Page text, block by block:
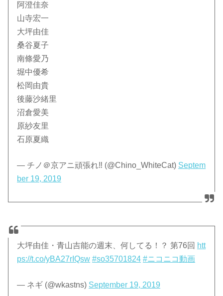
阿澄佳奈
山寺宏一
大坪由佳
桑谷夏子
南條愛乃
堀中優希
松岡由貴
後藤沙緒里
沼倉愛美
原紗友里
石原夏織
— チノ＠京アニ頑張れ‼︎ (@Chino_WhiteCat) Septem
ber 19, 2019
大坪由佳・青山吉能の週末、何してる！？ 第76回 htt
ps://t.co/yBA27rIQsw #so35701824 #ニコニコ動画
— ネギ (@wkastns) September 19, 2019